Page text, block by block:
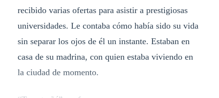
recibido varias ofertas para asistir a prestigiosas
universidades. Le contaba cómo había sido su vida
sin separar los ojos de él un instante. Estaban en
casa de su madrina, con quien estaba viviendo en
la ciudad de momento.